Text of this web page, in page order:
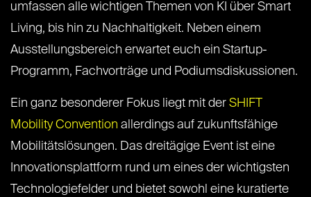
umfassen alle wichtigen Themen von KI über Smart
Living, bis hin zu Nachhaltigkeit. Neben einem
Ausstellungsbereich erwartet euch ein Startup-
Programm, Fachvorträge und Podiumsdiskussionen.
Ein ganz besonderer Fokus liegt mit der SHIFT
Mobility Convention allerdings auf zukunftsfähige
Mobilitätslösungen. Das dreitägige Event ist eine
Innovationsplattform rund um eines der wichtigsten
Technologiefelder und bietet sowohl eine kuratierte